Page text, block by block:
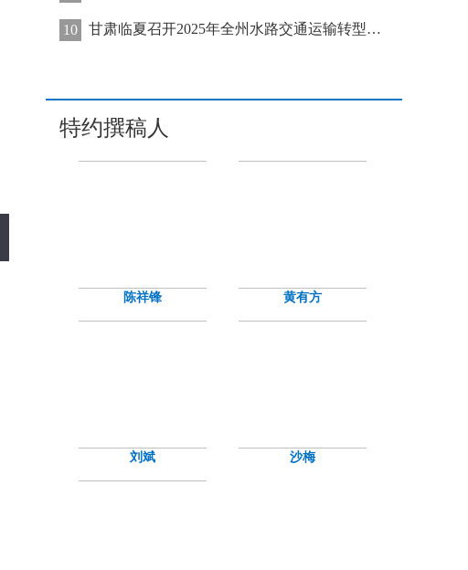
10 甘肃临夏召开2025年全州水路交通运输转型发展推进会
特约撰稿人
陈祥锋 黄有方
刘斌 沙梅